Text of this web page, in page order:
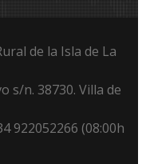
de la Isla de La
s/n. 38730. Villa de
922052266 (08:00h